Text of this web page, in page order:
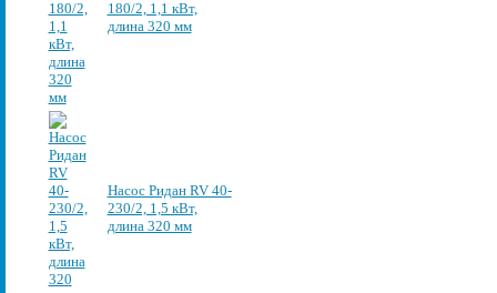
180/2, 1,1 кВт,
длина 320 мм
Насос Ридан RV 40-
230/2, 1,5 кВт,
длина 320 мм